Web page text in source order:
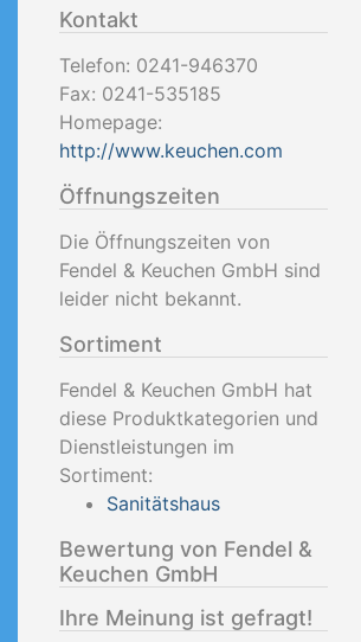
Kontakt
Telefon: 0241-946370
Fax: 0241-535185
Homepage:
http://www.keuchen.com
Öffnungszeiten
Die Öffnungszeiten von
Fendel & Keuchen GmbH sind
leider nicht bekannt.
Sortiment
Fendel & Keuchen GmbH hat
diese Produktkategorien und
Dienstleistungen im
Sortiment:
Sanitätshaus
Bewertung von Fendel &
Keuchen GmbH
Ihre Meinung ist gefragt!